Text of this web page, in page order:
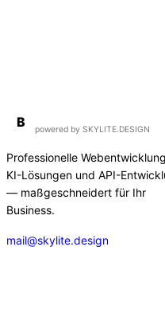
B powered by SKYLITE.DESIGN
Professionelle
KI-Lösungen und API-
— maßgeschneidert für Ihr
Business.
mail@skylite.design